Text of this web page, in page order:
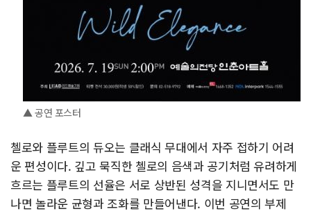
▲ 공연 포스터
첼로와 플루트의 듀오는 클래식 무대에서 자주 접하기 어려
운 편성이다. 깊고 묵직한 첼로의 음색과 공기처럼 유려하게
흐르는 플루트의 선율은 서로 상반된 성격을 지니면서도 만
나면 놀라운 균형과 조화를 만들어낸다. 이번 공연의 부제